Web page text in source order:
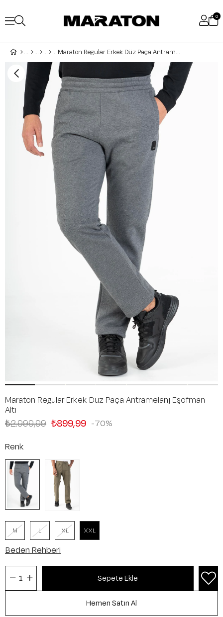
0
Maraton Regular Erkek Düz Paça Antramelanj Eşofman Altı
Maraton Regular Erkek Düz Paça Antramelanj Eşofman
Altı
70
₺2.999,99 ₺899,99
Renk
M L XL XXL
Beden Rehberi